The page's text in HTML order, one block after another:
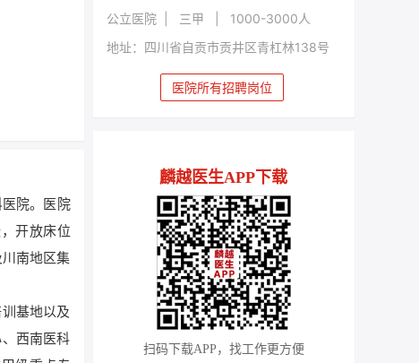
院。医院
开放床位
南地区集
基地以及
西南医科
公立医院 | 三甲 | 1000-3000人
地址：四川省自贡市贡井区青杠林138号
医院所有招聘岗位
麟越医生APP下载
扫码下载APP，找工作更方便